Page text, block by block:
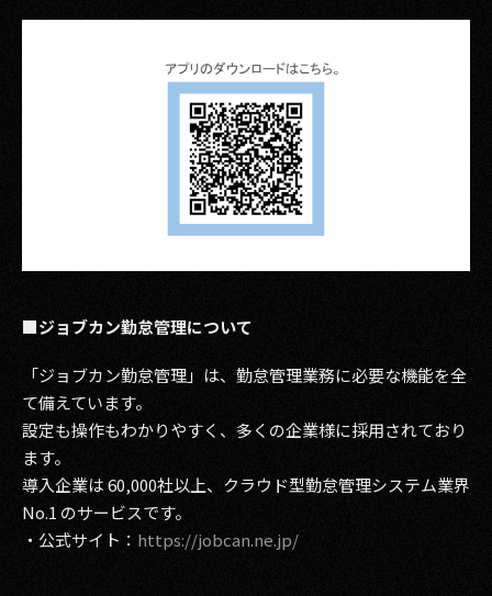
■ジョブカン勤怠管理について
「ジョブカン勤怠管理」は、勤怠管理業務に必要な機能を全
て備えています。
設定も操作もわかりやすく、多くの企業様に採⽤されており
ます。
導⼊企業は 60,000社以上、クラウド型勤怠管理システム業界
No.1 のサービスです。
・公式サイト： https://jobcan.ne.jp/